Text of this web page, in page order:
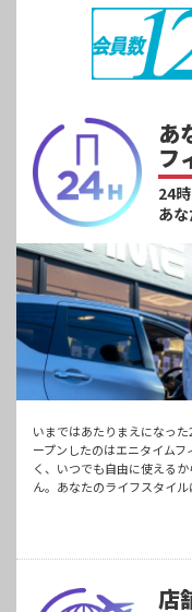
あ
フ
24
あ
いまではあたりまえになっ
ープンしたのはエニタイム
く、いつでも自由に使える
ん。あなたのライフスタイル
店